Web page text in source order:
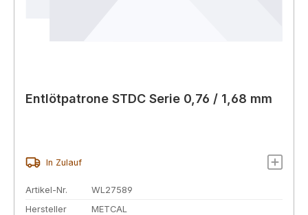
Entlötpatrone STDC Serie 0,76 / 1,68 mm
In Zulauf
Artikel-Nr.
WL27589
Hersteller
METCAL